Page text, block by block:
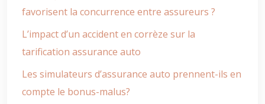
favorisent la concurrence entre assureurs ?
L’impact d’un accident en corrèze sur la
tarification assurance auto
Les simulateurs d’assurance auto prennent-ils en
compte le bonus-malus?